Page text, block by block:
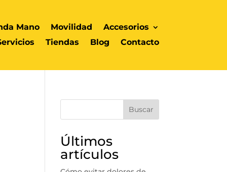
Mano Movilidad
Accesorios
Tiendas Blog Contacto
Buscar
Últimos
artículos